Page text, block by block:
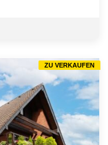
ZU VERKAUFEN